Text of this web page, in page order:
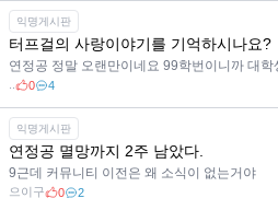
익명게시판
터프걸의 사랑이야기를 기억하시나요?
연정공 정말 오랜만이네요 99학번이니까 대학
0 4
익명게시판
연정공 멸망까지 2주 남았다.
9근데 커뮤니티 이전은 왜 소식이 없는거야
으이구 0 2